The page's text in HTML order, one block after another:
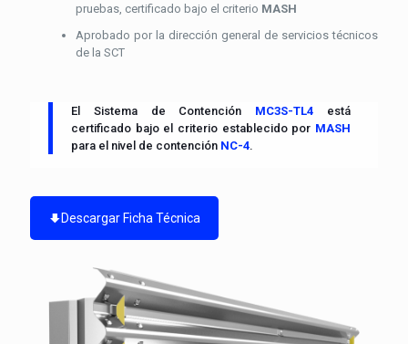
pruebas, certificado bajo el criterio MASH
Aprobado por la dirección general de servicios técnicos
de la SCT
El Sistema de Contención MC3S-TL4 está
certificado bajo el criterio establecido por MASH
para el nivel de contención NC-4.
Descargar Ficha Técnica